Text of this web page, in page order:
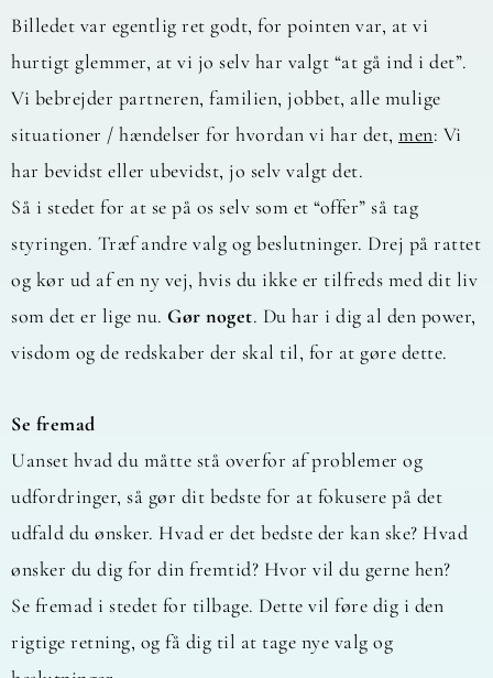
Billedet var egentlig ret godt, for pointen var, at vi
hurtigt glemmer, at vi jo selv har valgt “at gå ind i det”.
Vi bebrejder partneren, familien, jobbet, alle mulige
situationer / hændelser for hvordan vi har det, men: Vi
har bevidst eller ubevidst, jo selv valgt det.
Så i stedet for at se på os selv som et “offer” så tag
styringen. Træf andre valg og beslutninger. Drej på rattet
og kør ud af en ny vej, hvis du ikke er tilfreds med dit liv
som det er lige nu. Gør noget. Du har i dig al den power,
visdom og de redskaber der skal til, for at gøre dette.
Se fremad
Uanset hvad du måtte stå overfor af problemer og
udfordringer, så gør dit bedste for at fokusere på det
udfald du ønsker. Hvad er det bedste der kan ske? Hvad
ønsker du dig for din fremtid? Hvor vil du gerne hen?
Se fremad i stedet for tilbage. Dette vil føre dig i den
rigtige retning, og få dig til at tage nye valg og